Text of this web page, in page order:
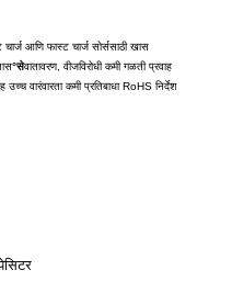
आणि फास्ट चार्ज सोर्ससाठी खास
°सेवातावरण, वीजविरोधी कमी गळती प्रवाह
वारंवारता कमी प्रतिबाधा RoHS निर्देश